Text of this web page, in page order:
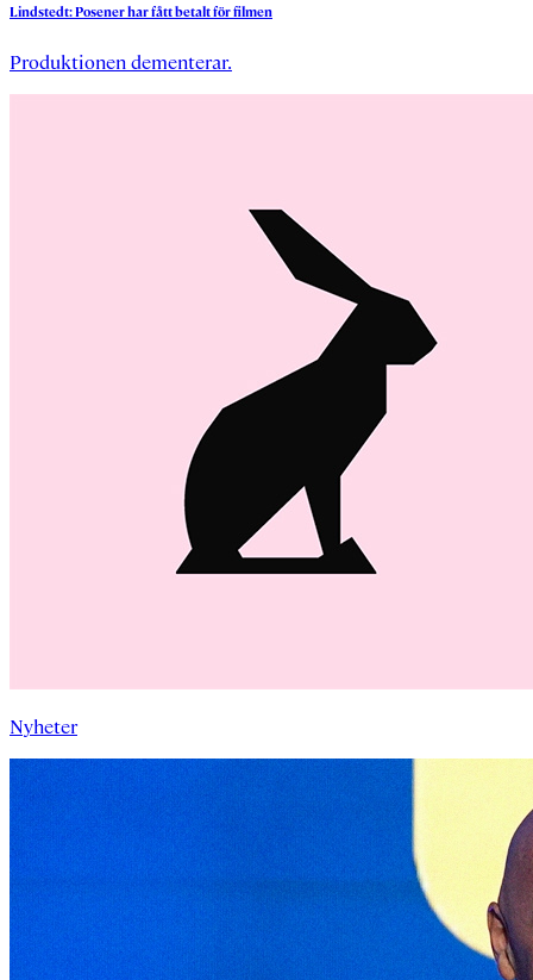
Lindstedt:Posenerharfåttbetaltförfilmen
Produktionen dementerar.
Nyheter